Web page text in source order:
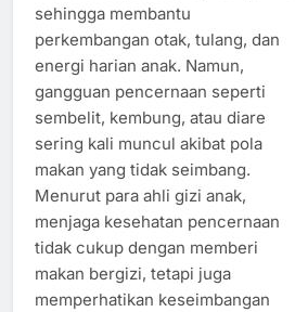
sehingga membantu
perkembangan otak, tulang, dan
energi harian anak. Namun,
gangguan pencernaan seperti
sembelit, kembung, atau diare
sering kali muncul akibat pola
makan yang tidak seimbang.
Menurut para ahli gizi anak,
menjaga kesehatan pencernaan
tidak cukup dengan memberi
makan bergizi, tetapi juga
memperhatikan keseimbangan